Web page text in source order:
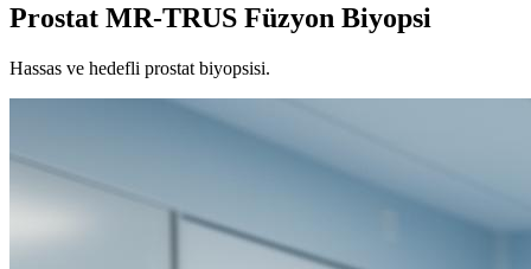
Prostat MR-TRUS Füzyon Biyopsi
Hassas ve hedefli prostat biyopsisi.